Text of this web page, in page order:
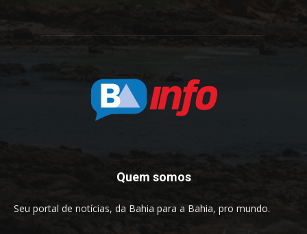
Quem somos
Seu portal de notícias, da Bahia para a Bahia, pro mundo.